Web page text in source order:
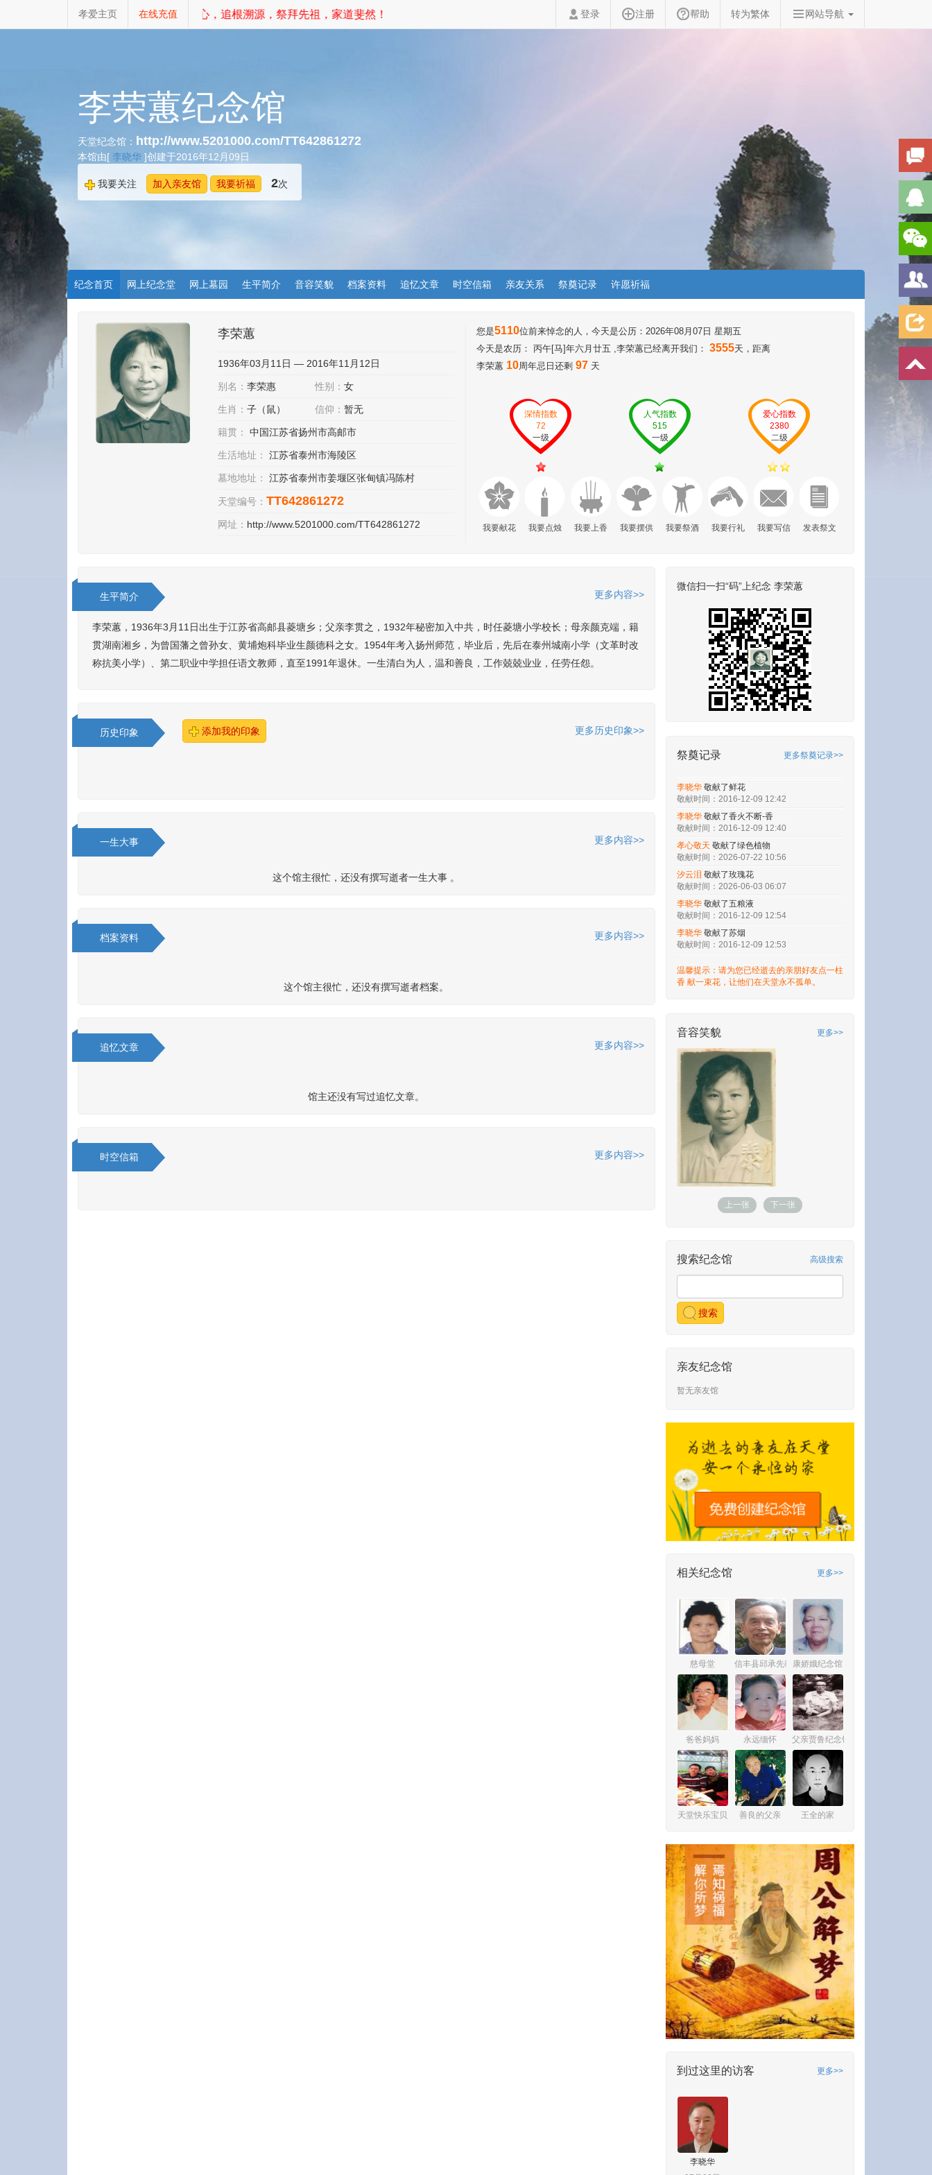
孝爱主页 在线充值
不忘初心，追根溯源，祭拜先祖，家道斐然！ 登录 注册 帮助 转为繁体 网站导航
李荣蕙纪念馆
天堂纪念馆： http://www.5201000.com/TT642861272
本馆由[ 李晓华 ]创建于2016年12月09日
我要关注 加入亲友馆 我要祈福 2次
纪念首页 网上纪念堂 网上墓园 生平简介 音容笑貌 档案资料 追忆文章 时空信箱 亲友关系 祭奠记录 许愿祈福
李荣蕙
1936年03月11日 — 2016年11月12日
别名： 李荣惠 性别： 女
生肖： 子（鼠） 信仰： 暂无
籍贯： 中国江苏省扬州市高邮市
生活地址： 江苏省泰州市海陵区
墓地地址： 江苏省泰州市姜堰区张甸镇冯陈村
天堂编号： TT642861272
网址： http://www.5201000.com/TT642861272
您是5110位前来悼念的人，今天是公历：2026年08月07日 星期五
今天是农历： 丙午[马]年六月廿五 ,李荣蕙已经离开我们： 3555天，距离
李荣蕙 10周年忌日还剩 97 天
深情指数
72
一级
人气指数
515
一级
爱心指数
2380
二级
我要献花 我要点烛 我要上香 我要摆供 我要祭酒 我要行礼 我要写信 发表祭文
生平简介 更多内容>>
李荣蕙，1936年3月11日出生于江苏省高邮县菱塘乡；父亲李贯之，1932年秘密加入中共，时任菱塘小学校长；母亲颜克端，籍
贯湖南湘乡，为曾国藩之曾孙女、黄埔炮科毕业生颜德科之女。1954年考入扬州师范，毕业后，先后在泰州城南小学（文革时改
称抗美小学）、第二职业中学担任语文教师，直至1991年退休。一生清白为人，温和善良，工作兢兢业业，任劳任怨。
历史印象 添加我的印象 更多历史印象>>
一生大事 更多内容>>
这个馆主很忙，还没有撰写逝者一生大事 。
档案资料 更多内容>>
这个馆主很忙，还没有撰写逝者档案。
追忆文章 更多内容>>
馆主还没有写过追忆文章。
时空信箱 更多内容>>
微信扫一扫“码”上纪念 李荣蕙
祭奠记录 更多祭奠记录>>
李晓华 敬献了鲜花
敬献时间：2016-12-09 12:42
李晓华 敬献了鲜花
敬献时间：2016-12-09 12:42
李晓华敬献了香火不断-香
敬献时间：2016-12-09 12:40
孝心敬天敬献了绿色植物
敬献时间：2026-07-22 10:56
汐云泪 敬献了玫瑰花
敬献时间：2026-06-03 06:07
李晓华 敬献了五粮液
敬献时间：2016-12-09 12:54
敬献时间：2016-12-09 12:53
敬献时间：2016-12-09 12:50
李晓华敬献了鲜花
敬献时间：2016-12-09 12:49
李晓华
敬献了鲜花
敬献时间：2016-12-09 12:49
李晓华 敬献了平安香
敬献时间：2016-12-09 12:48
敬献了供桃
敬献时间：2016-12-09 12:45
李晓华
敬献了苹果
敬献时间：2016-12-09 12:45
温馨提示：请为您已经逝去的亲朋好友点一柱
香 献一束花，让他们在天堂永不孤单。
音容笑貌 更多>>
上一张 下一张
搜索纪念馆 高级搜索
搜索
亲友纪念馆
暂无亲友馆
相关纪念馆 更多>>
慈母堂 信丰县邱承先教师纪念馆
康娇娥纪念馆
爸爸妈妈 永远缅怀 父亲贾鲁纪念馆
天堂快乐宝贝 善良的父亲 王全的家
到过这里的访客 更多>>
李晓华